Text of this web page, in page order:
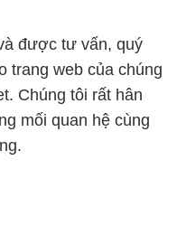
được tư vấn, quý
trang web của chúng
Chúng tôi rất hân
mối quan hệ cùng